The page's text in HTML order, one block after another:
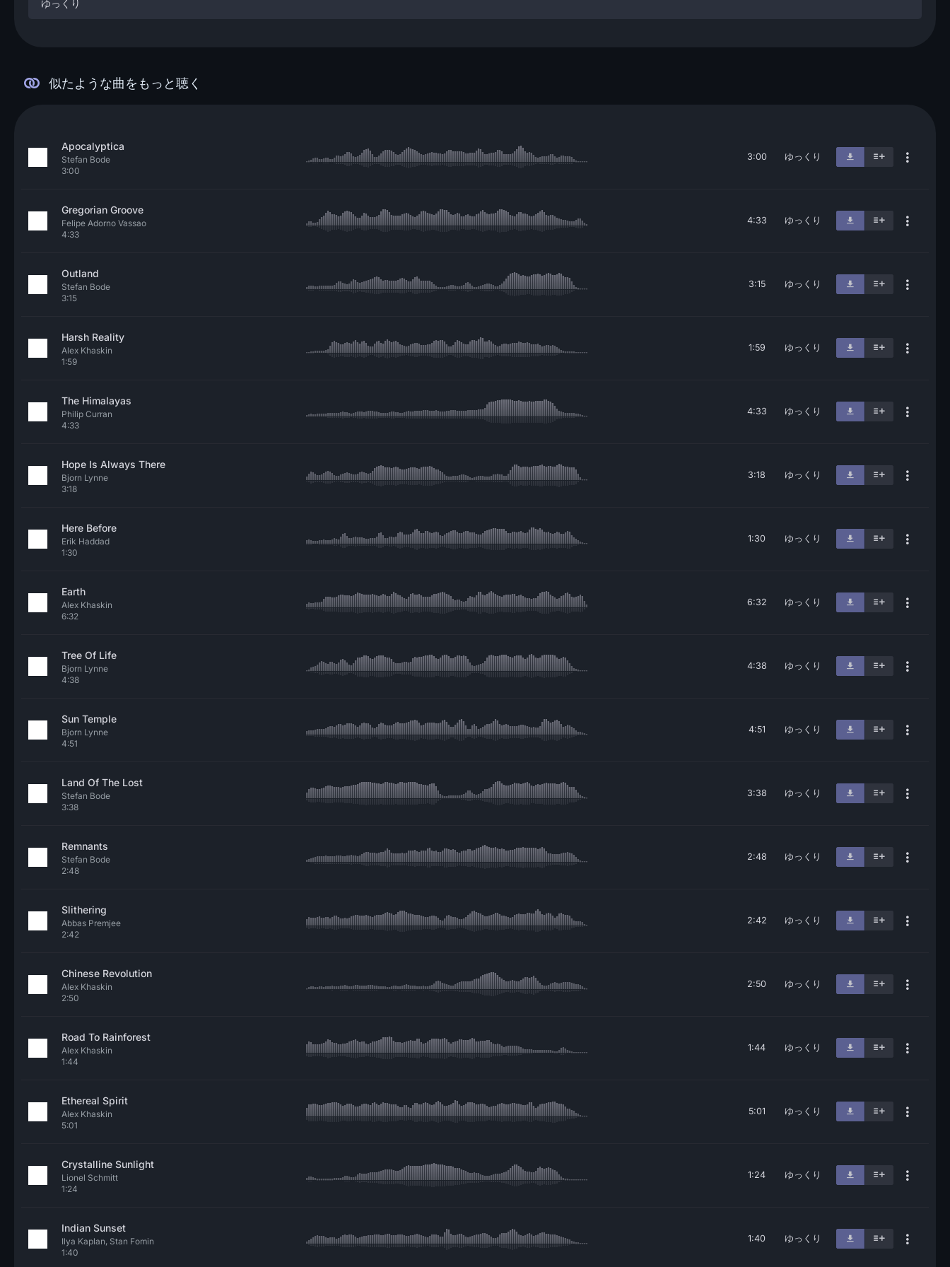
ゆっくり
似たような曲をもっと聴く
Apocalyptica
Stefan Bode
3:00
3:00 ゆっくり
Gregorian Groove
Felipe Adorno Vassao
4:33
4:33 ゆっくり
Outland
Stefan Bode
3:15
3:15 ゆっくり
Harsh Reality
Alex Khaskin
1:59
1:59 ゆっくり
The Himalayas
Philip Curran
4:33
4:33 ゆっくり
Hope Is Always There
Bjorn Lynne
3:18
3:18 ゆっくり
Here Before
Erik Haddad
1:30
1:30 ゆっくり
Earth
Alex Khaskin
6:32
6:32 ゆっくり
Tree Of Life
Bjorn Lynne
4:38
4:38 ゆっくり
Sun Temple
Bjorn Lynne
4:51
4:51 ゆっくり
Land Of The Lost
Stefan Bode
3:38
3:38 ゆっくり
Remnants
Stefan Bode
2:48
2:48 ゆっくり
Slithering
Abbas Premjee
2:42
2:42 ゆっくり
Chinese Revolution
Alex Khaskin
2:50
2:50 ゆっくり
Road To Rainforest
Alex Khaskin
1:44
1:44 ゆっくり
Ethereal Spirit
Alex Khaskin
5:01
5:01 ゆっくり
Crystalline Sunlight
Lionel Schmitt
1:24
1:24 ゆっくり
Indian Sunset
Ilya Kaplan, Stan Fomin
1:40
1:40 ゆっくり